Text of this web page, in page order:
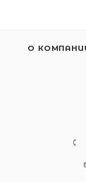
О